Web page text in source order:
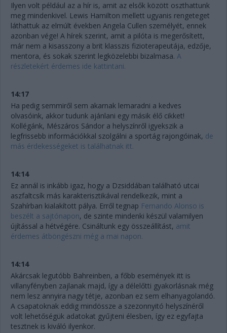
Ilyen volt például az a hír is, amit az elsők között oszthattunk
meg mindenkivel. Lewis Hamilton mellett ugyanis rengeteget
láthattuk az elmúlt években Angela Cullen személyét, ennek
azonban vége! A hírek szerint, amit a pilóta is megerősített,
már nem a kisasszony a brit klasszis fizioterapeutája, edzője,
mentora, és sokak szerint legközelebbi bizalmasa. A
részletekért érdemes ide kattintani.
14:17
Ha pedig semmiről sem akarnak lemaradni a kedves
olvasóink, akkor tudunk ajánlani egy másik élő cikket!
Kollégánk, Mészáros Sándor a helyszínről igyekszik a
legfrissebb információkkal szolgálni a sportág rajongóinak, de
más érdekességeket is találhatnak itt.
14:14
Ez annál is inkább igaz, hogy a Dzsiddában található utcai
aszfaltcsík más karakterisztikával rendelkezik, mint a
Szahírban kialakított pálya. Erről tegnap Fernando Alonso is
beszélt a sajtónapon, de szinte mindenki készül valamilyen
újítással a hétvégére. Csináltunk egy összeállítást, amit
érdemes átböngészni még a mai napon.
14:14
Akárcsak legutóbb Bahreinben, a főbb események itt is
villanyfényben zajlanak majd, így a délelőtti gyakorlásnak még
nem lesz annyira nagy tétje, azonban ez sem elhanyagolandó.
A csapatoknak eddig mindössze a szezonnyitó helyszínéről
volt lehetőségük adatokat gyűjteni élesben, így ez egyfajta
tesztnek is kiváló ilyenkor.